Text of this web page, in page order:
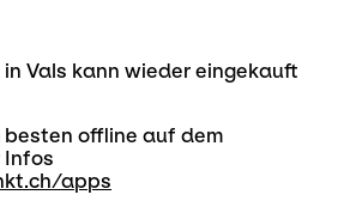
in Vals kann wieder eingekauft
offline auf dem
Infos
apps